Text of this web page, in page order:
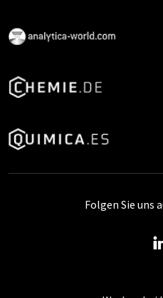
Folgen Sie uns